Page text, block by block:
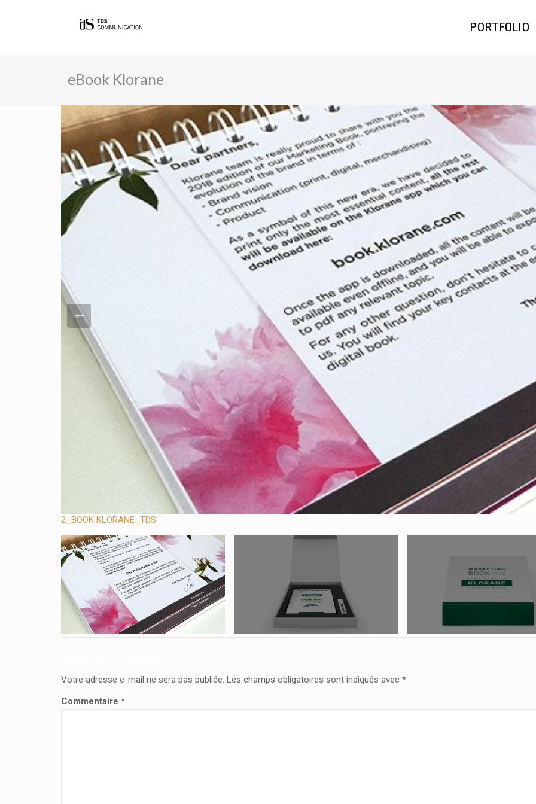
PORTFOLIO
eBook Klorane
2_BOOK KLORANE_TDS
Votre adresse e-mail ne sera pas publiée. Les champs obligatoires sont indiqués avec *
Commentaire *